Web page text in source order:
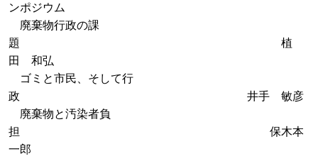
ンポジウム
廃棄物行政の課
題 植
田 和弘
ゴミと市民、そして行
政 井手 敏彦
廃棄物と汚染者負
担 保木本
一郎